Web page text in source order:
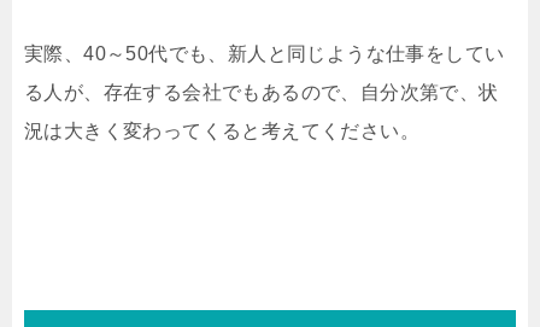
実際、40～50代でも、新人と同じような仕事をしてい
る人が、存在する会社でもあるので、自分次第で、状
況は大きく変わってくると考えてください。